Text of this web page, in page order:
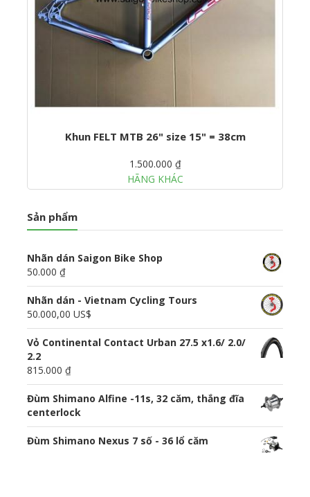
Khun FELT MTB 26" size 15" = 38cm
1.500.000 ₫
HÃNG KHÁC
Sản phẩm
Nhãn dán Saigon Bike Shop
50.000 ₫
Nhãn dán - Vietnam Cycling Tours
50.000,00 US$
Vỏ Continental Contact Urban 27.5 x1.6/ 2.0/
2.2
815.000 ₫
Đùm Shimano Alfine -11s, 32 căm, thắng đĩa
centerlock
Đùm Shimano Nexus 7 số - 36 lổ căm